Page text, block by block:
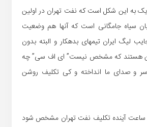
یک به این شکل است که نفت تهران در اولین
سیاه جامگانی است که آنها هم وضعیت
لیگ ایران تیمهای بدهکار و البته بدون
هستند که مشخص نیست” ای اف سی” چه
سر و صدای ما انداخته و کی تکلیف روشن
به نظر می رسد تا ۴۸ ساعت آینده تکلیف نفت تهران مشخص شود